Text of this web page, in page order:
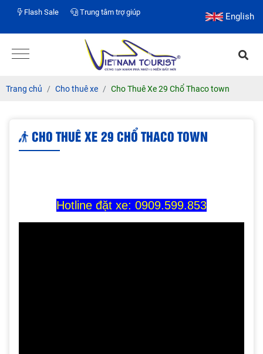
Flash Sale Trung tâm trợ giúp English
Trang chủ Cho thuê xe Cho Thuê Xe 29 Chổ Thaco town
CHO THUÊ XE 29 CHỔ THACO TOWN
Hotline đặt xe: 0909.599.853